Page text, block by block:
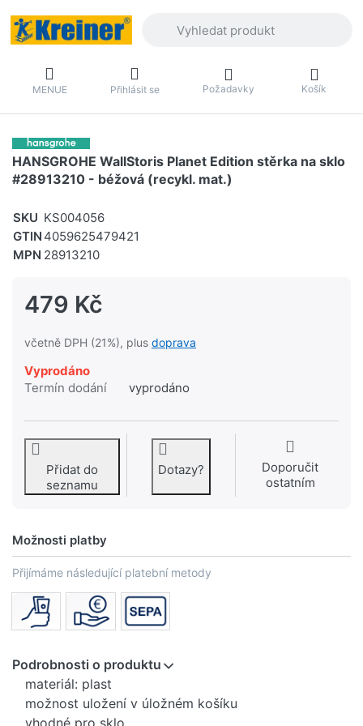
MENUE Přihlásit se Požadavky Košík
HANSGROHE WallStoris Planet Edition stěrka na sklo
#28913210 - béžová (recykl. mat.)
SKU KS004056
GTIN 4059625479421
MPN 28913210
479 Kč
včetně DPH (21%), plus doprava
Vyprodáno
Termín dodání
vyprodáno
Přidat do
seznamu
Dotazy?
Doporučit
ostatním
Možnosti platby
Přijímáme následující platební metody
Podrobnosti o produktu
materiál: plast
možnost uložení v úložném košíku
vhodné pro sklo